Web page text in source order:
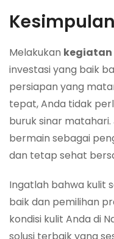
Kesimpulan
Melakukan kegiatan
investasi yang baik
persiapan yang
tepat, Anda tidak
buruk sinar
bermain sebagai
dan tetap sehat
Ingatlah bahwa kulit
baik dan pemilihan
kondisi kulit Anda di